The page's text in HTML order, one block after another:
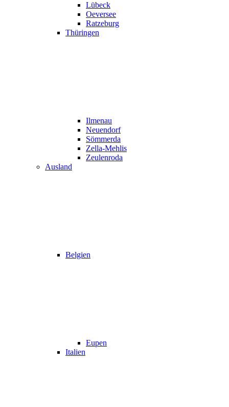
Lübeck
Oeversee
Ratzeburg
Thüringen
Ilmenau
Neuendorf
Sömmerda
Zella-Mehlis
Zeulenroda
Ausland
Belgien
Eupen
Italien